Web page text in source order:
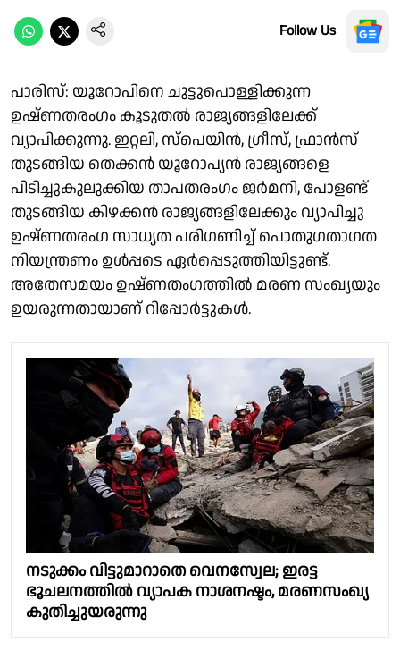
Follow Us
പാരിസ്: യൂറോപിനെ ചുട്ടുപൊള്ളിക്കുന്ന
ഉഷ്ണതരംഗം കൂടുതൽ രാജ്യങ്ങളിലേക്ക്
വ്യാപിക്കുന്നു. ഇറ്റലി, സ്പെയിൻ, ഗ്രീസ്, ഫ്രാൻസ്
തുടങ്ങിയ തെക്കൻ യൂറോപ്യൻ രാജ്യങ്ങളെ
പിടിച്ചുകുലുക്കിയ താപതരംഗം ജർമനി, പോളണ്ട്
തുടങ്ങിയ കിഴക്കൻ രാജ്യങ്ങളിലേക്കും വ്യാപിച്ചു
ഉഷ്ണതരംഗ സാധ്യത പരിഗണിച്ച് പൊതുഗതാഗത
നിയന്ത്രണം ഉൾപ്പടെ ഏർപ്പെടുത്തിയിട്ടുണ്ട്.
അതേസമയം ഉഷ്ണതംഗത്തിൽ മരണ സംഖ്യയും
ഉയരുന്നതായാണ് റിപ്പോർട്ടുകൾ.
നടുക്കം വിട്ടുമാറാതെ വെനസ്വേല; ഇരട്ട
ഭൂചലനത്തിൽ വ്യാപക നാശനഷ്ടം, മരണസംഖ്യ
കുതിച്ചുയരുന്നു